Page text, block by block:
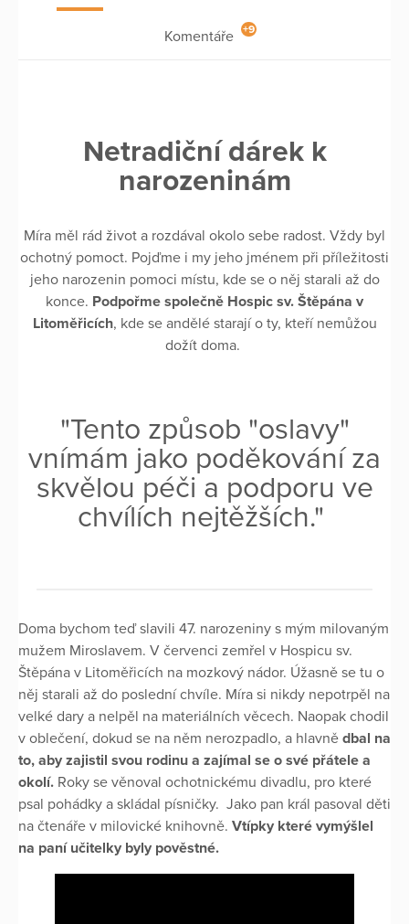
Komentáře +9
Netradiční dárek k
narozeninám
Míra měl rád život a rozdával okolo sebe radost. Vždy byl
ochotný pomoct. Pojďme i my jeho jménem při příležitosti
jeho narozenin pomoci místu, kde se o něj starali až do
konce. Podpořme společně Hospic sv. Štěpána v
Litoměřicích, kde se andělé starají o ty, kteří nemůžou
dožít doma.
"Tento způsob "oslavy"
vnímám jako poděkování za
skvělou péči a podporu ve
chvílích nejtěžších."
Doma bychom teď slavili 47. narozeniny s mým milovaným
mužem Miroslavem. V červenci zemřel v Hospicu sv.
Štěpána v Litoměřicích na mozkový nádor. Úžasně se tu o
něj starali až do poslední chvíle. Míra si nikdy nepotrpěl na
velké dary a nelpěl na materiálních věcech. Naopak chodil
v oblečení, dokud se na něm nerozpadlo, a hlavně dbal na
to, aby zajistil svou rodinu a zajímal se o své přátele a
okolí. Roky se věnoval ochotnickému divadlu, pro které
psal pohádky a skládal písničky. Jako pan král pasoval děti
na čtenáře v milovické knihovně. Vtípky které vymýšlel
na paní učitelky byly pověstné.